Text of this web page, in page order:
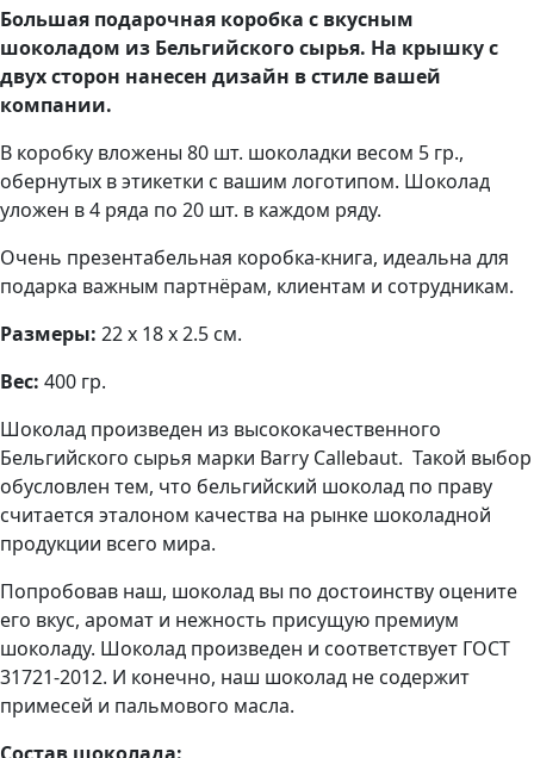
Большая подарочная коробка с вкусным
шоколадом из Бельгийского сырья. На крышку с
двух сторон нанесен дизайн в стиле вашей
компании.
В коробку вложены 80 шт. шоколадки весом 5 гр.,
обернутых в этикетки с вашим логотипом. Шоколад
уложен в 4 ряда по 20 шт. в каждом ряду.
Очень презентабельная коробка-книга, идеальна для
подарка важным партнёрам, клиентам и сотрудникам.
Размеры: 22 х 18 х 2.5 см.
Вес: 400 гр.
Шоколад произведен из высококачественного
Бельгийского сырья марки Barry Callebaut. Такой выбор
обусловлен тем, что бельгийский шоколад по праву
считается эталоном качества на рынке шоколадной
продукции всего мира.
Попробовав наш, шоколад вы по достоинству оцените
его вкус, аромат и нежность присущую премиум
шоколаду. Шоколад произведен и соответствует ГОСТ
31721-2012. И конечно, наш шоколад не содержит
примесей и пальмового масла.